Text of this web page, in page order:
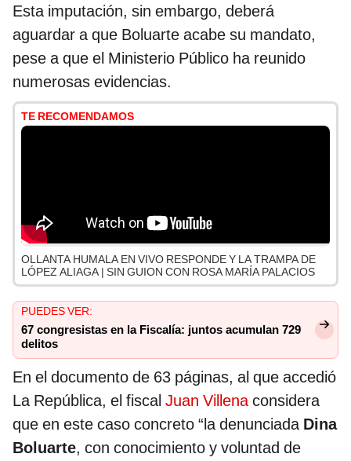
Esta imputación, sin embargo, deberá
aguardar a que Boluarte acabe su mandato,
pese a que el Ministerio Público ha reunido
numerosas evidencias.
TE RECOMENDAMOS
OLLANTA HUMALA EN VIVO RESPONDE Y LA TRAMPA DE
LÓPEZ ALIAGA | SIN GUION CON ROSA MARÍA PALACIOS
PUEDES VER:
67 congresistas en la Fiscalía: juntos acumulan 729
delitos
En el documento de 63 páginas, al que accedió
La República, el fiscal Juan Villenaconsidera
que en este caso concreto “la denunciada Dina
Boluarte, con conocimiento y voluntad de